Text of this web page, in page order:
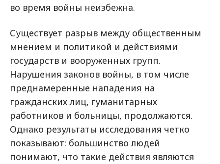
во время войны неизбежна.
Существует разрыв между общественным
мнением и политикой и действиями
государств и вооруженных групп.
Нарушения законов войны, в том числе
преднамеренные нападения на
гражданских лиц, гуманитарных
работников и больницы, продолжаются.
Однако результаты исследования четко
показывают: большинство людей
понимают, что такие действия являются